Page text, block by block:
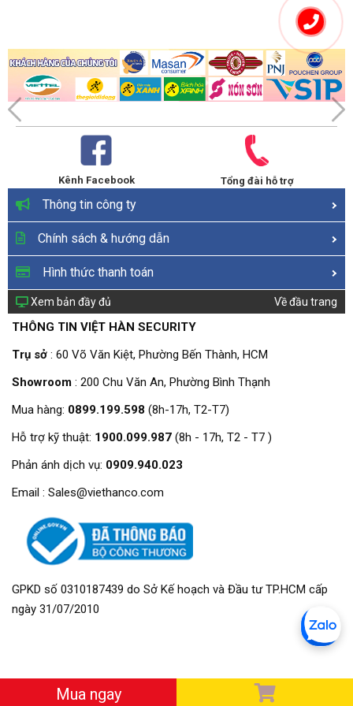
Level
TVS 4000V Lightning Protection, Surge Protection
and Voltage Transient Protection
Material
ADC12, PC, PMMA, SECC
Dimensions
In-Ceiling Mounting Indoor Models: Φ165 mm ×
168 mm
mm
Approx. 2 kg (4.41 lb)
Kênh Facebook Tổng đài hỗ trợ
Thông tin công ty
Chính sách & hướng dẫn
Hình thức thanh toán
Xem bản đầy đủ Về đầu trang
THÔNG TIN VIỆT HÀN SECURITY
Trụ sở : 60 Võ Văn Kiệt, Phường Bến Thành, HCM
Showroom : 200 Chu Văn An, Phường Bình Thạnh
Mua hàng: 0899.199.598 (8h-17h, T2-T7)
Hỗ trợ kỹ thuật: 1900.099.987 (8h - 17h, T2 - T7 )
Phản ánh dịch vụ: 0909.940.023
Email : Sales@viethanco.com
GPKD số 0310187439 do Sở Kế hoạch và Đầu tư TP.HCM cấp
ngày 31/07/2010
Mua ngay